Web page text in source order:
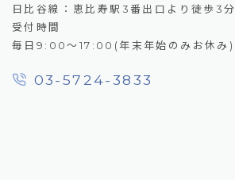
日比谷線：恵比寿駅3番出口より徒歩3分
受付時間
毎日9:00～17:00(年末年始のみお休み)
03-5724-3833